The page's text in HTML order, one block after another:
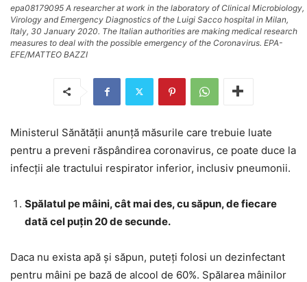
epa08179095 A researcher at work in the laboratory of Clinical Microbiology,
Virology and Emergency Diagnostics of the Luigi Sacco hospital in Milan,
Italy, 30 January 2020. The Italian authorities are making medical research
measures to deal with the possible emergency of the Coronavirus. EPA-
EFE/MATTEO BAZZI
Ministerul Sănătăţii anunţă măsurile care trebuie luate
pentru a preveni răspândirea coronavirus, ce poate duce la
infecții ale tractului respirator inferior, inclusiv pneumonii.
Spălatul pe mâini, cât mai des, cu săpun, de fiecare
dată cel puţin 20 de secunde.
Daca nu exista apă și săpun, puteți folosi un dezinfectant
pentru mâini pe bază de alcool de 60%. Spălarea mâinilor